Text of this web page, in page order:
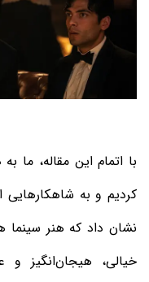
کردیم و به
نشان داد که هنر سینما
خیالی، هیجان‌انگیز و